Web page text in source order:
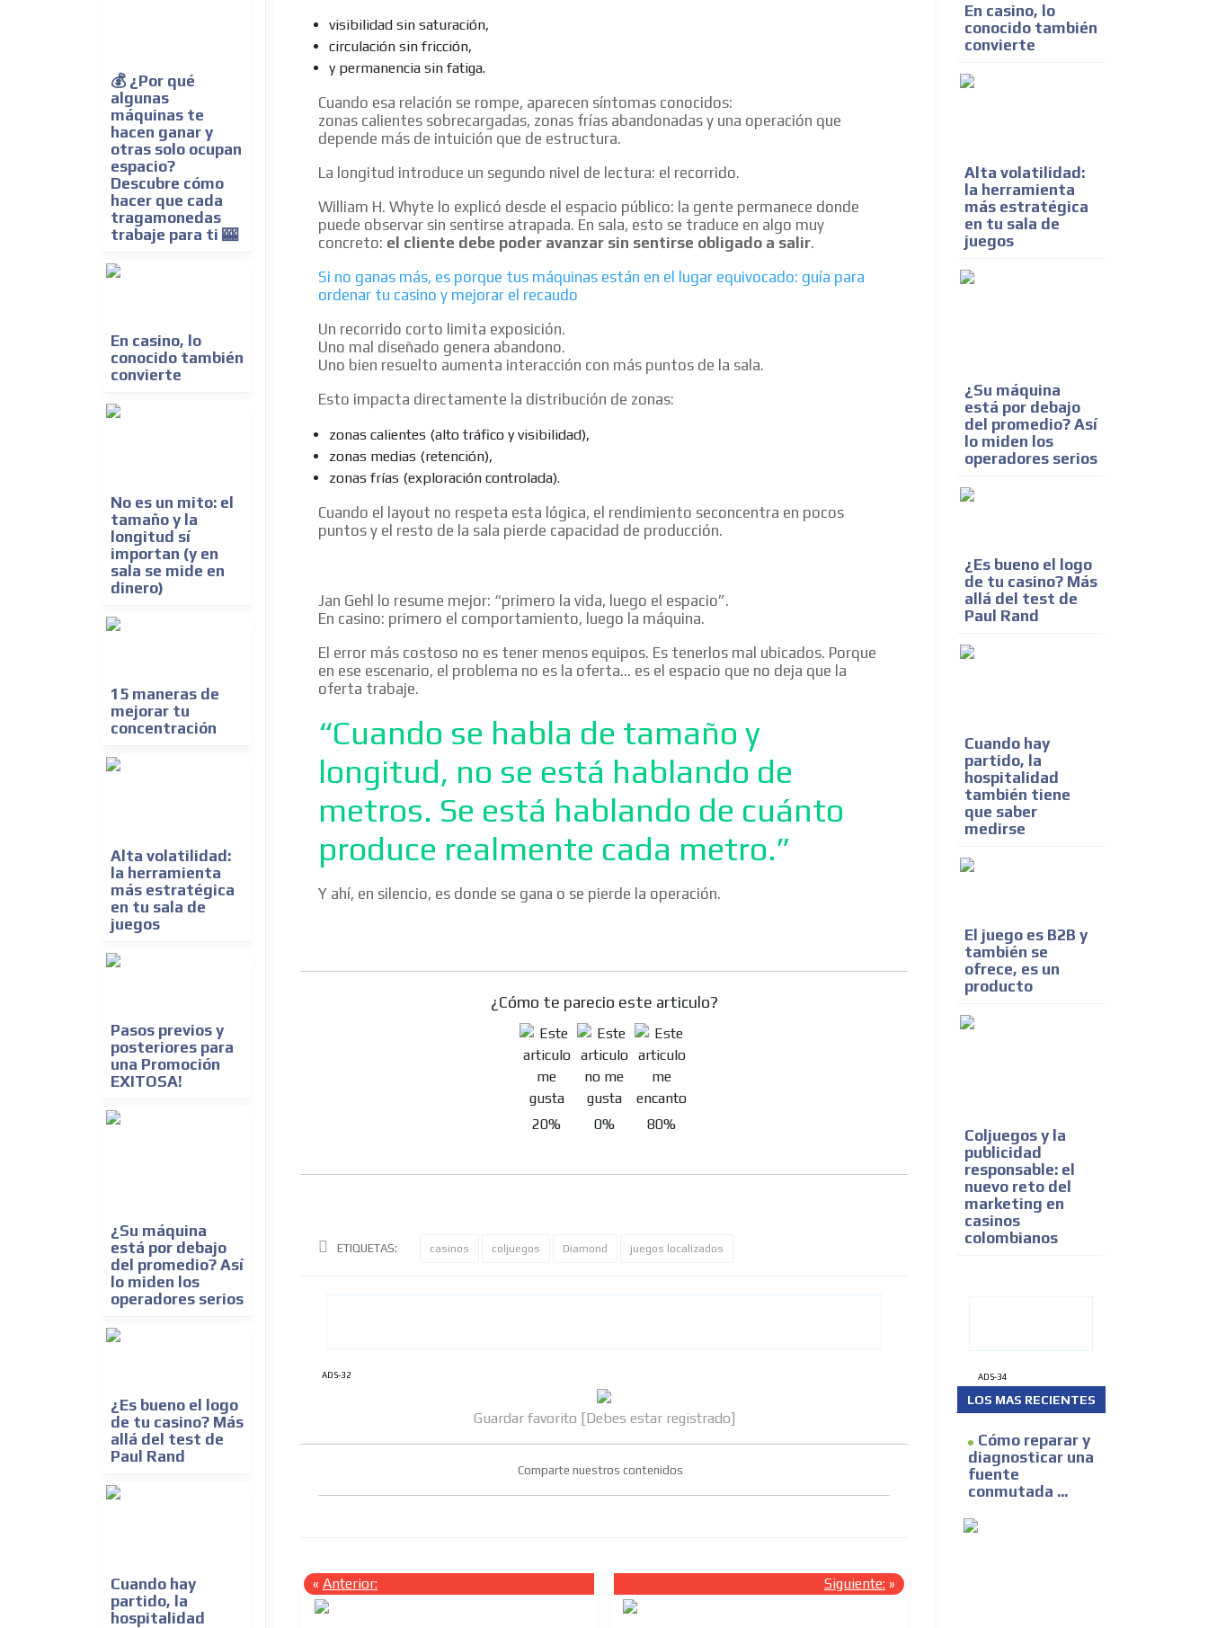
💰 ¿Por qué
algunas
máquinas te
hacen ganar y
otras solo ocupan
espacio?
Descubre cómo
hacer que cada
tragamonedas
trabaje para ti 🎰
En casino, lo
conocido también
convierte
No es un mito: el
tamaño y la
longitud sí
importan (y en
sala se mide en
dinero)
15 maneras de
mejorar tu
concentración
Alta volatilidad:
la herramienta
más estratégica
en tu sala de
juegos
Pasos previos y
posteriores para
una Promoción
EXITOSA!
¿Su máquina
está por debajo
del promedio? Así
lo miden los
operadores serios
¿Es bueno el logo
de tu casino? Más
allá del test de
Paul Rand
Cuando hay
partido, la
hospitalidad
visibilidad sin saturación,
circulación sin fricción,
y permanencia sin fatiga.
Cuando esa relación se rompe, aparecen síntomas conocidos:
zonas calientes sobrecargadas, zonas frías abandonadas y una operación que
depende más de intuición que de estructura.
La longitud introduce un segundo nivel de lectura: el recorrido.
William H. Whyte lo explicó desde el espacio público: la gente permanece donde
puede observar sin sentirse atrapada. En sala, esto se traduce en algo muy
concreto: el cliente debe poder avanzar sin sentirse obligado a salir.
Si no ganas más, es porque tus máquinas están en el lugar equivocado: guía para
ordenar tu casino y mejorar el recaudo
Un recorrido corto limita exposición.
Uno mal diseñado genera abandono.
Uno bien resuelto aumenta interacción con más puntos de la sala.
Esto impacta directamente la distribución de zonas:
zonas calientes (alto tráfico y visibilidad),
zonas medias (retención),
zonas frías (exploración controlada).
Cuando el layout no respeta esta lógica, el rendimiento seconcentra en pocos
puntos y el resto de la sala pierde capacidad de producción.
Jan Gehl lo resume mejor: “primero la vida, luego el espacio”.
En casino: primero el comportamiento, luego la máquina.
El error más costoso no es tener menos equipos. Es tenerlos mal ubicados. Porque
en ese escenario, el problema no es la oferta… es el espacio que no deja que la
oferta trabaje.
“Cuando se habla de tamaño y
longitud, no se está hablando de
metros. Se está hablando de cuánto
produce realmente cada metro.”
Y ahí, en silencio, es donde se gana o se pierde la operación.
¿Cómo te parecio este articulo?
20% 0% 80%
ETIQUETAS: casinos coljuegos Diamond juegos localizados
ADS-32
Guardar favorito [Debes estar registrado]
Comparte nuestros contenidos
« Anterior: Siguiente: »
En casino, lo
conocido también
convierte
Alta volatilidad:
la herramienta
más estratégica
en tu sala de
juegos
¿Su máquina
está por debajo
del promedio? Así
lo miden los
operadores serios
¿Es bueno el logo
de tu casino? Más
allá del test de
Paul Rand
Cuando hay
partido, la
hospitalidad
también tiene
que saber
medirse
El juego es B2B y
también se
ofrece, es un
producto
Coljuegos y la
publicidad
responsable: el
nuevo reto del
marketing en
casinos
colombianos
ADS-34
LOS MAS RECIENTES
Cómo reparar y
diagnosticar una
fuente
conmutada ...
ADS